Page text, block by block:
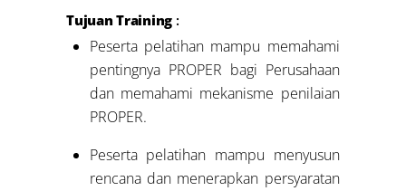
Tujuan Training:
Peserta pelatihan mampu memahami
pentingnya PROPER bagi Perusahaan
dan memahami mekanisme penilaian
PROPER.
Peserta pelatihan mampu menyusun
rencana dan menerapkan persyaratan